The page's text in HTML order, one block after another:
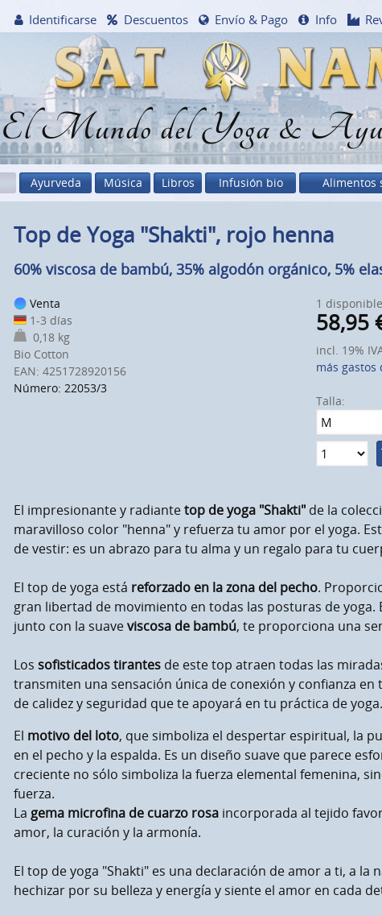
El Mundo del Yoga &
Identificarse Descuentos Envío & Pago Info
Ayurveda Música Libros Infusión bio Alimentos
Top de Yoga "Shakti", rojo henna
60% viscosa de bambú, 35% algodón orgánico, 5%
Venta
1-3 días
0,18 kg
Bio Cotton
EAN: 4251728920156
Número: 22053/3
1
58,95
incl. 19%
más gastos
Talla:
El impresionante y radiantetop de yoga "Shakti"de la
maravilloso color "henna" y refuerza tu amor por el yoga.
de vestir: es un abrazo para tu alma y un regalo para tu
El top de yoga está reforzado en la zona del pecho.
gran libertad de movimiento en todas las posturas de yoga.
junto con la suaveviscosa de bambú, te proporciona una
Los sofisticados tirantesde este top atraen todas las
transmiten una sensación única de conexión y confianza
de calidez y seguridad que te apoyará en tu práctica de yoga.
El motivo del loto, que simboliza el despertar espiritual, la
en el pecho y la espalda. Es un diseño suave que parece
creciente no sólo simboliza la fuerza elemental femenina,
fuerza.
La gema microfina de cuarzo rosaincorporada al tejido
amor, la curación y la armonía.
El top de yoga "Shakti" es una declaración de amor a ti, a la
hechizar por su belleza y energía y siente el amor en cada